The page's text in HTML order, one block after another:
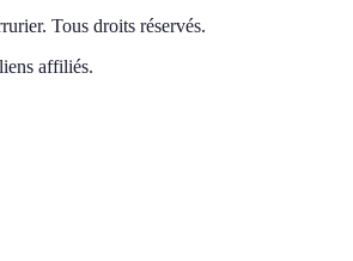
. Tous droits réservés.
affiliés.